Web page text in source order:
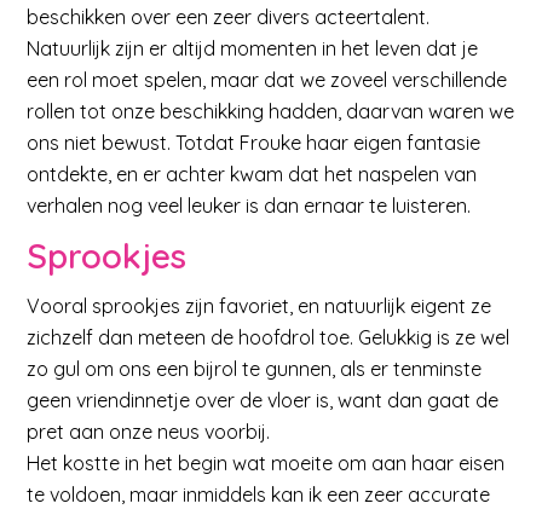
beschikken over een zeer divers acteertalent.
Natuurlijk zijn er altijd momenten in het leven dat je
een rol moet spelen, maar dat we zoveel verschillende
rollen tot onze beschikking hadden, daarvan waren we
ons niet bewust. Totdat Frouke haar eigen fantasie
ontdekte, en er achter kwam dat het naspelen van
verhalen nog veel leuker is dan ernaar te luisteren.
Sprookjes
Vooral sprookjes zijn favoriet, en natuurlijk eigent ze
zichzelf dan meteen de hoofdrol toe. Gelukkig is ze wel
zo gul om ons een bijrol te gunnen, als er tenminste
geen vriendinnetje over de vloer is, want dan gaat de
pret aan onze neus voorbij.
Het kostte in het begin wat moeite om aan haar eisen
te voldoen, maar inmiddels kan ik een zeer accurate